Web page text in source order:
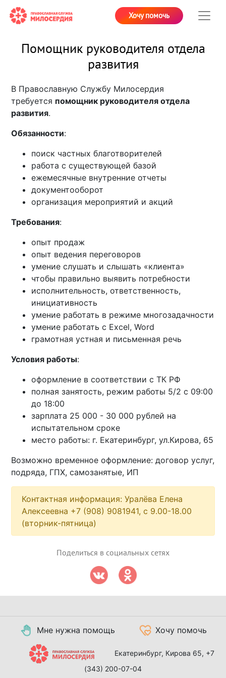
Хочу помочь
Помощник руководителя отдела
развития
В Православную Службу Милосердия
требуется помощник руководителя отдела
развития.
Обязанности:
поиск частных благотворителей
работа с существующей базой
ежемесячные внутренние отчеты
документооборот
организация мероприятий и акций
Требования:
опыт продаж
опыт ведения переговоров
умение слушать и слышать «клиента»
чтобы правильно выявить потребности
исполнительность, ответственность,
инициативность
умение работать в режиме многозадачности
умение работать с Excel, Word
грамотная устная и письменная речь
Условия работы:
оформление в соответствии с ТК РФ
полная занятость, режим работы 5/2 с 09:00
до 18:00
зарплата 25 000 - 30 000 рублей на
испытательном сроке
место работы: г. Екатеринбург, ул.Кирова, 65
Возможно временное оформление: договор услуг,
подряда, ГПХ, самозанятые, ИП
Контактная информация: Уралёва Елена
Алексеевна +7 (908) 9081941, с 9.00-18.00
(вторник-пятница)
Поделиться в социальных сетях
Мне нужна помощь Хочу помочь
Екатеринбург, Кирова 65, +7
(343) 200-07-04